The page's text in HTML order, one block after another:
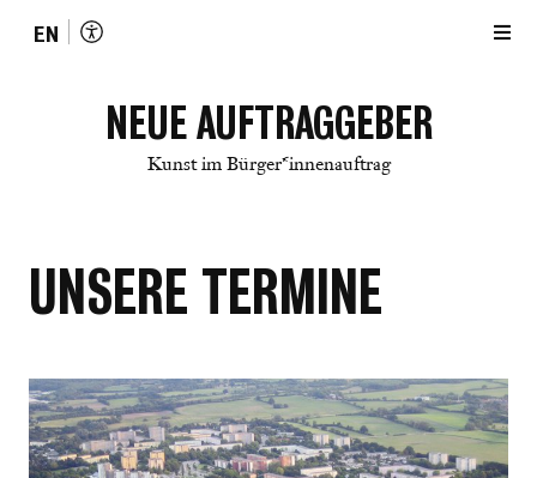
EN
NEUE AUFTRAGGEBER
Kunst im Bürger*innenauftrag
UNSERE TERMINE